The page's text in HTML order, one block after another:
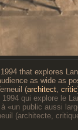
that explores
as wide as
(architect, critic
qui explore le
«un public aussi
(architecte,